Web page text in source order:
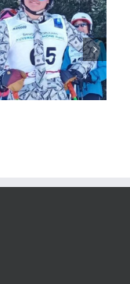
Compétition Manigod